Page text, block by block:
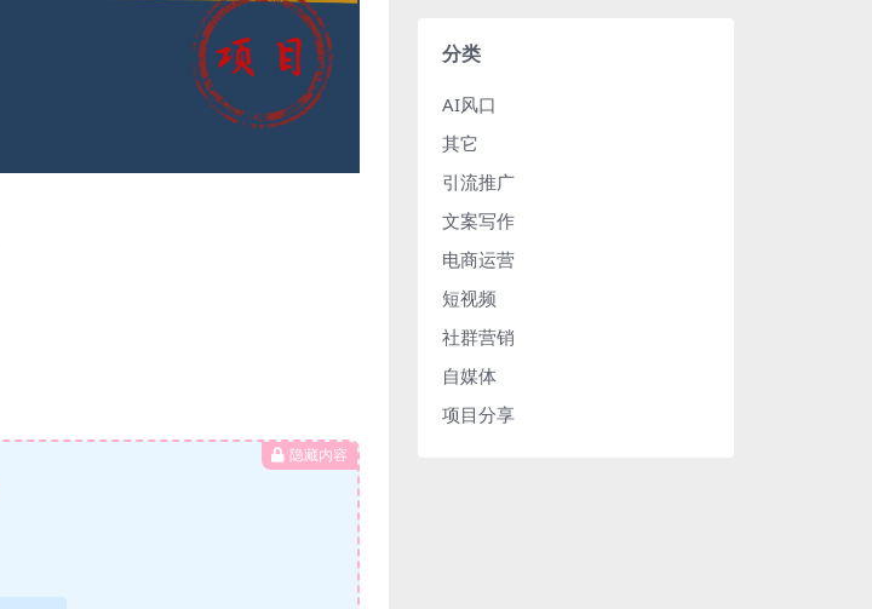
隐藏内容
分类
AI风口
其它
引流推广
文案写作
电商运营
短视频
社群营销
自媒体
项目分享